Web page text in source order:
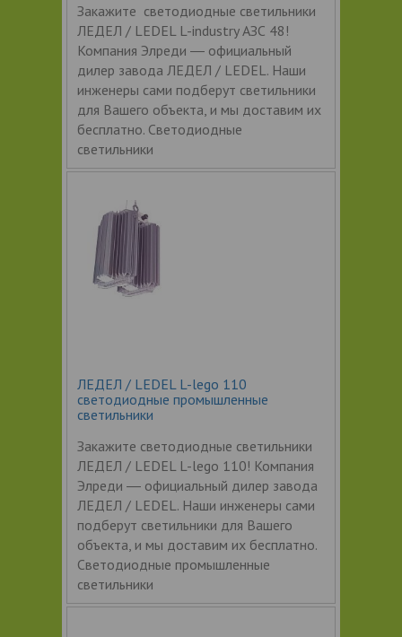
Закажите светодиодные светильники
ЛЕДЕЛ / LEDEL L-industry АЗС 48!
Компания Элреди ― официальный
дилер завода ЛЕДЕЛ / LEDEL. Наши
инженеры сами подберут светильники
для Вашего объекта, и мы доставим их
бесплатно. Светодиодные
светильники
ЛЕДЕЛ / LEDEL L-lego 110
светодиодные промышленные
светильники
Закажите светодиодные светильники
ЛЕДЕЛ / LEDEL L-lego 110! Компания
Элреди ― официальный дилер завода
ЛЕДЕЛ / LEDEL. Наши инженеры сами
подберут светильники для Вашего
объекта, и мы доставим их бесплатно.
Светодиодные промышленные
светильники